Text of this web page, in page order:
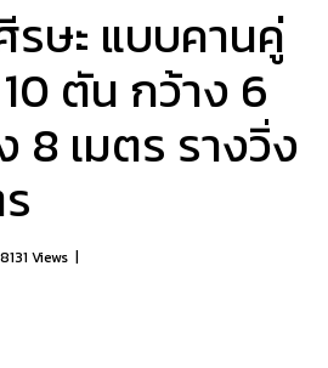
รษะ แบบคานคู่
ตัน กว้าง 6
8 เมตร รางวิ่ง
8131 Views |